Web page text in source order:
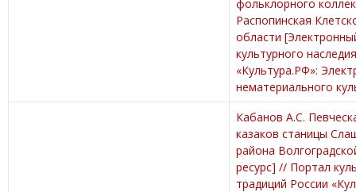
фольклорного
Распопинская
области
культурного
«Культура.РФ»:
нематериального
Кабанов А.С.
казаков станицы
района
ресурс] // Портал
традиций России